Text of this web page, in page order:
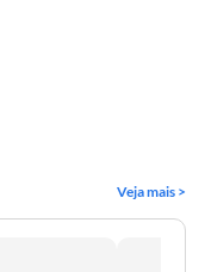
Veja mais >